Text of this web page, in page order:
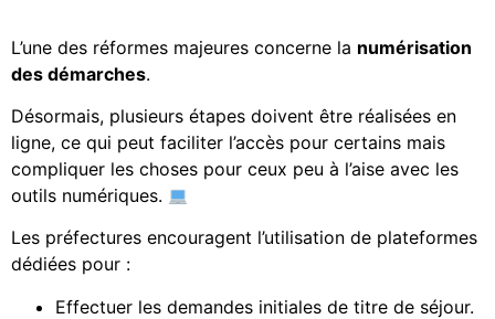
L’une des réformes majeures concerne la numérisation
des démarches.
Désormais, plusieurs étapes doivent être réalisées en
ligne, ce qui peut faciliter l’accès pour certains mais
compliquer les choses pour ceux peu à l’aise avec les
outils numériques.
Les préfectures encouragent l’utilisation de plateformes
dédiées pour :
Effectuer les demandes initiales de titre de séjour.